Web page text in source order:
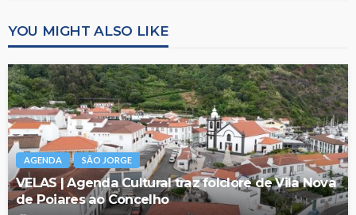
YOU MIGHT ALSO LIKE
AGENDA SÃO JORGE
VELAS | Agenda Cultural traz folclore de Vila Nova
de Poiares ao Concelho